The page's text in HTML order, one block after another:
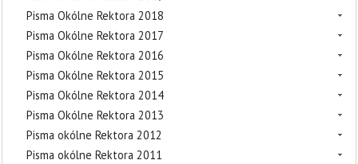
Pisma Okólne Rektora 2018
Pisma Okólne Rektora 2017
Pisma Okólne Rektora 2016
Pisma Okólne Rektora 2015
Pisma Okólne Rektora 2014
Pisma Okólne Rektora 2013
Pisma okólne Rektora 2012
Pisma okólne Rektora 2011